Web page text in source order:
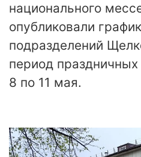
национального
опубликовали
подразделений
период
8 по 11 мая.